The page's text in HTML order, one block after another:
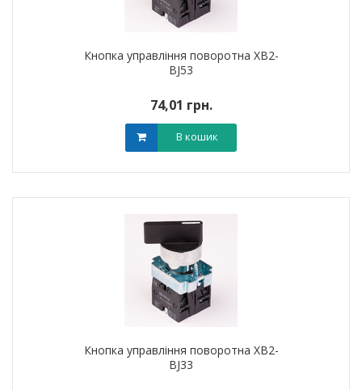
Кнопка управління поворотна XB2-
BJ53
74,01 грн.
В кошик
Кнопка управління поворотна XB2-
BJ33